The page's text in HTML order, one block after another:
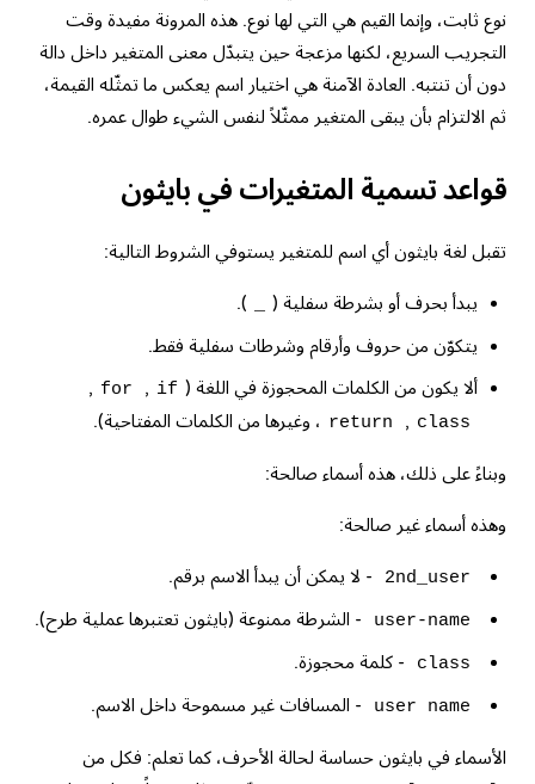
نوع ثابت، وإنما القيم هي التي لها نوع. هذه المرونة مفيدة وقت
التجريب السريع، لكنها مزعجة حين يتبدّل معنى المتغير داخل دالة
دون أن تنتبه. العادة الآمنة هي اختيار اسم يعكس ما تمثّله القيمة،
ثم الالتزام بأن يبقى المتغير ممثّلاً لنفس الشيء طوال عمره.
قواعد تسمية المتغيرات في بايثون
تقبل لغة بايثون أي اسم للمتغير يستوفي الشروط التالية:
يبدأ بحرف أو بشرطة سفلية (
).
يتكوّن من حروف وأرقام وشرطات سفلية فقط.
ألا يكون من الكلمات المحجوزة في اللغة ( if
,
for
,
class
,
return ، وغيرها من الكلمات المفتاحية).
وبناءً على ذلك، هذه أسماء صالحة:
وهذه أسماء غير صالحة:
2nd_user - لا يمكن أن يبدأ الاسم برقم.
user-name - الشرطة ممنوعة (بايثون تعتبرها عملية طرح).
class - كلمة محجوزة.
user name - المسافات غير مسموحة داخل الاسم.
الأسماء في بايثون حساسة لحالة الأحرف، كما تعلم: فكل من